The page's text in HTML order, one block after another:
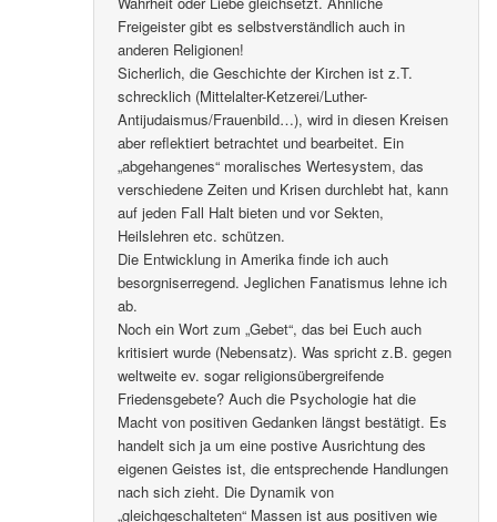
Freigeister gibt es selbstverständlich auch in
anderen Religionen!
Sicherlich, die Geschichte der Kirchen ist z.T.
schrecklich (Mittelalter-Ketzerei/Luther-
Antijudaismus/Frauenbild…), wird in diesen Kreisen
aber reflektiert betrachtet und bearbeitet. Ein
„abgehangenes“ moralisches Wertesystem, das
verschiedene Zeiten und Krisen durchlebt hat, kann
auf jeden Fall Halt bieten und vor Sekten,
Heilslehren etc. schützen.
Die Entwicklung in Amerika finde ich auch
besorgniserregend. Jeglichen Fanatismus lehne ich
ab.
Noch ein Wort zum „Gebet“, das bei Euch auch
kritisiert wurde (Nebensatz). Was spricht z.B. gegen
weltweite ev. sogar religionsübergreifende
Friedensgebete? Auch die Psychologie hat die
Macht von positiven Gedanken längst bestätigt. Es
handelt sich ja um eine postive Ausrichtung des
eigenen Geistes ist, die entsprechende Handlungen
nach sich zieht. Die Dynamik von
„gleichgeschalteten“ Massen ist aus positiven wie